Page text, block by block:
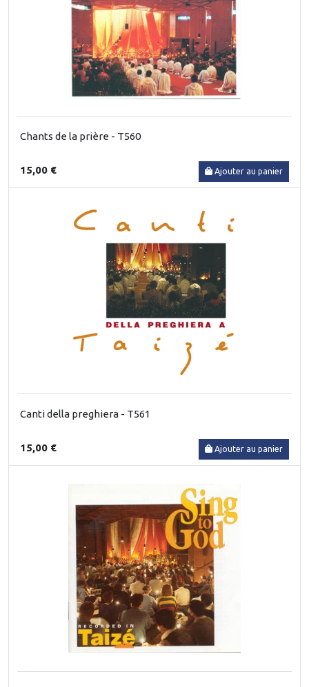
Chants de la prière - T560
15,00 € Ajouter au panier
Canti della preghiera - T561
15,00 € Ajouter au panier